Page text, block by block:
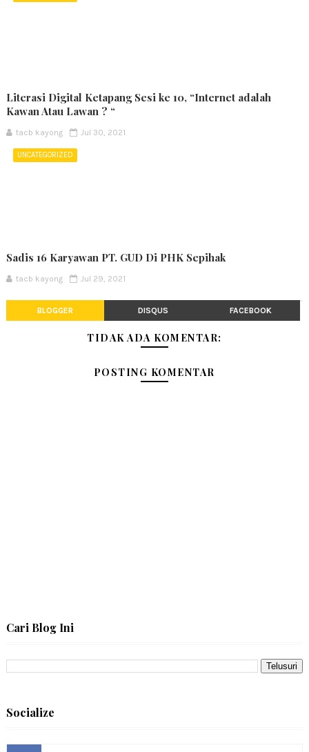
Literasi Digital Ketapang Sesi ke 10, “Internet adalah
Kawan Atau Lawan ? “
tacb kayong Jul 30, 2021
UNCATEGORIZED
Sadis 16 Karyawan PT. GUD Di PHK Sepihak
tacb kayong Jul 29, 2021
BLOGGER DISQUS FACEBOOK
TIDAK ADA KOMENTAR:
POSTING KOMENTAR
Cari Blog Ini
Socialize